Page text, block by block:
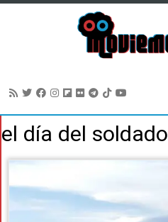
Saltar
alel día del soldado